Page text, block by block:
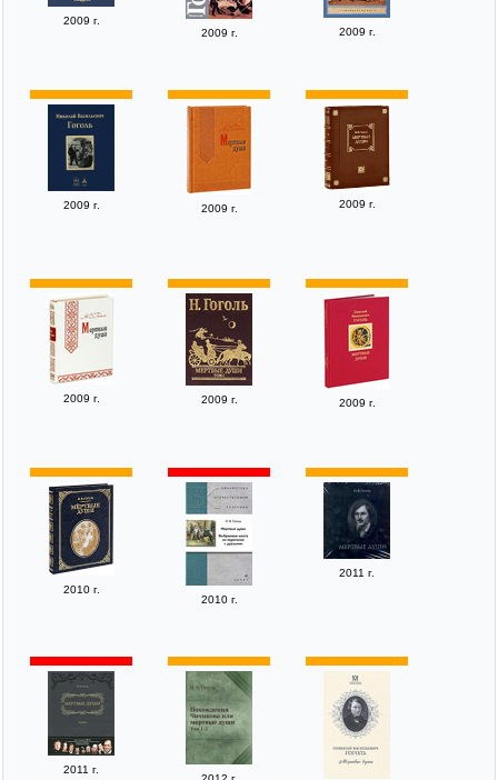
2009 г.
2009 г.
2009 г.
2009 г. 2009 г. 2009 г.
2009 г. 2009 г. 2009 г.
2010 г.
2010 г.
2011 г.
2011 г.